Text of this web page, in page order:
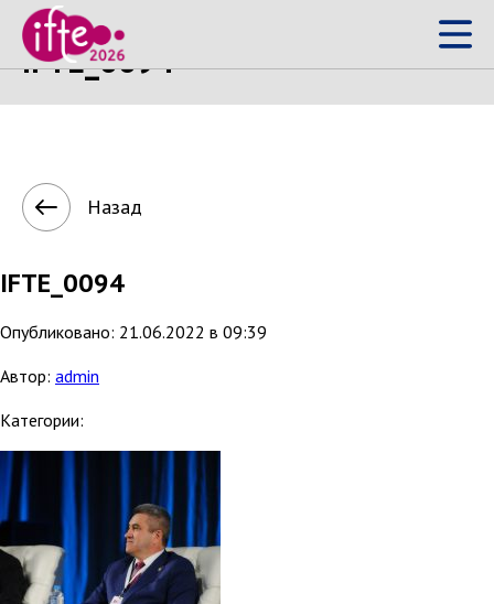
IFTE_0094
Назад
IFTE_0094
Опубликовано: 21.06.2022 в 09:39
Автор: admin
Категории: